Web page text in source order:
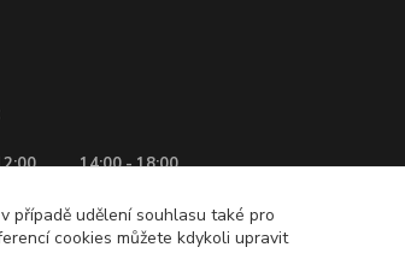
14:00 - 18:00
případě udělení souhlasu také pro
cookies můžete kdykoli upravit